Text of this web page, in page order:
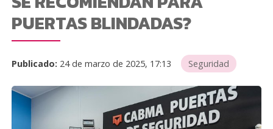
PUERTAS BLINDADAS?
Publicado: 24 de marzo de 2025, 17:13 Seguridad